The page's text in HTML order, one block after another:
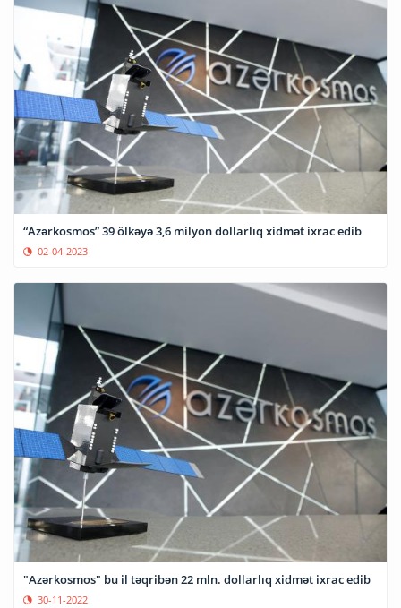
“Azərkosmos” 39 ölkəyə 3,6 milyon dollarlıq xidmət ixrac edib
02-04-2023
"Azərkosmos" bu il təqribən 22 mln. dollarlıq xidmət ixrac edib
30-11-2022